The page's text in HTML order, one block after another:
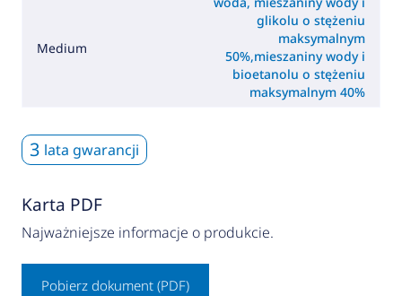
Medium
glikolu o stężeniu
maksymalnym
50%,mieszaniny wody i
bioetanolu o stężeniu
maksymalnym 40%
3 lata gwarancji
Karta PDF
Najważniejsze informacje o produkcie.
Pobierz dokument (PDF)